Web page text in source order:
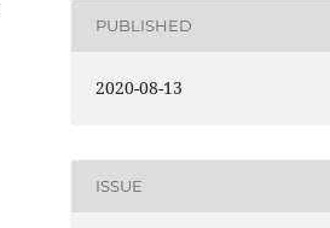
PUBLISHED
2020-08-13
ISSUE